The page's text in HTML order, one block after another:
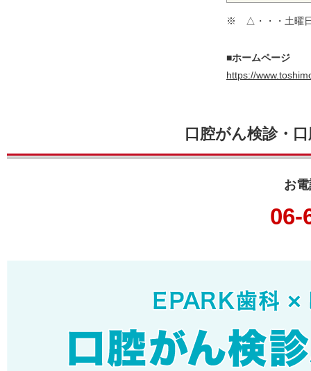
※ △・・・土曜日
■ホームページ
https://
口腔がん検診・
お
06-